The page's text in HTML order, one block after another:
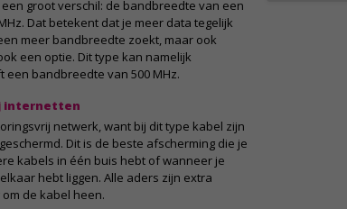
groot verschil: de bandbreedte van een
Dat betekent dat je meer data tegelijk
meer bandbreedte zoekt, maar ook
een optie. Dit type kan namelijk
een bandbreedte van 500 MHz.
internetten
netwerk, want bij dit type kabel zijn
Dit is de beste afscherming die je
kabels in één buis hebt of wanneer je
hebt liggen. Alle aders zijn extra
de kabel heen.